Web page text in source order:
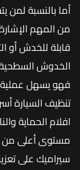
أما بالنسبة لمن
من المهم
قابلة للخدش أو
الخدوش السطحية
فهو يسهل عملية
تنظيف السيارة
افلام الحماية
مستوى أعلى من
سيراميك على